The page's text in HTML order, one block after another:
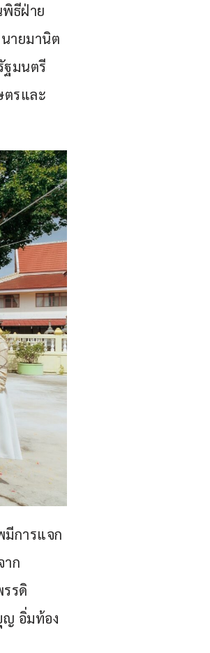
ธีฝ่าย
ายมานิต
ฐมนตรี
ตรและ
การแจก
าก
รดิ
ญ อิ่มท้อง